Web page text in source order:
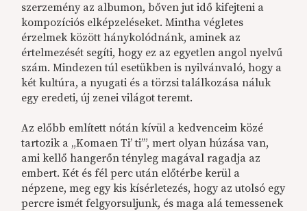
szerzemény az albumon, bőven jut idő kifejteni a
kompozíciós elképzeléseket. Mintha végletes
érzelmek között hánykolódnánk, aminek az
értelmezését segíti, hogy ez az egyetlen angol nyelvű
szám. Mindezen túl esetükben is nyilvánvaló, hogy a
két kultúra, a nyugati és a törzsi találkozása náluk
egy eredeti, új zenei világot teremt.
Az előbb említett nótán kívül a kedvenceim közé
tartozik a „Komaen Ti’ ti’”, mert olyan húzása van,
ami kellő hangerőn tényleg magával ragadja az
embert. Két és fél perc után előtérbe kerül a
népzene, meg egy kis kísérletezés, hogy az utolsó egy
percre ismét felgyorsuljunk, és maga alá temessenek